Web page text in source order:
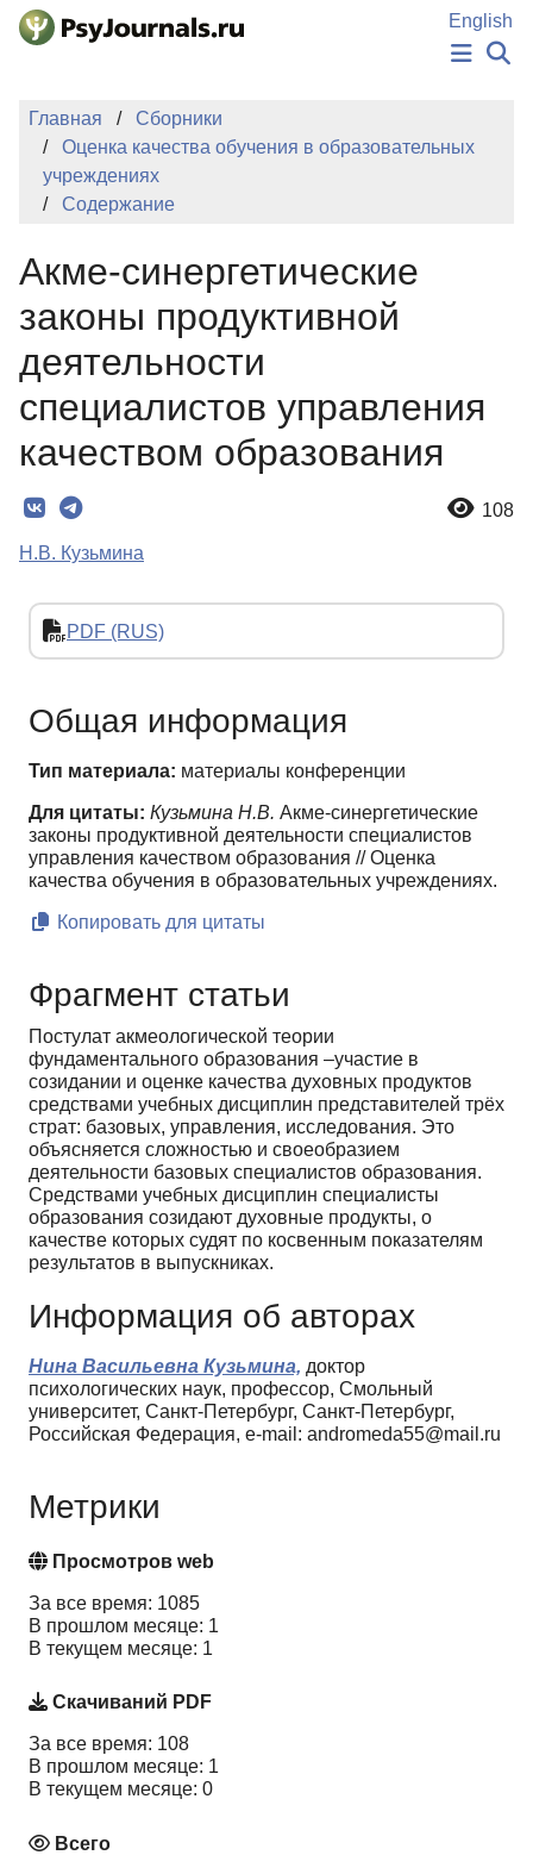
Перейти к основному содержанию
English
НОВОСТИ
ИЗДАНИЯ
АВТОРЫ
Регистрация
Вход
Главная
Сборники
Оценка качества обучения в образовательных
учреждениях
Содержание
Акме-синергетические
законы продуктивной
деятельности
специалистов управления
качеством образования
108
Н.В. Кузьмина
PDF (RUS)
Общая информация
Тип материала: материалы конференции
Для цитаты: Кузьмина Н.В. Акме-синергетические
законы продуктивной деятельности специалистов
управления качеством образования // Оценка
качества обучения в образовательных учреждениях.
Копировать для цитаты
Фрагмент статьи
Постулат акмеологической теории
фундаментального образования –участие в
созидании и оценке качества духовных продуктов
средствами учебных дисциплин представителей трёх
страт: базовых, управления, исследования. Это
объясняется сложностью и своеобразием
деятельности базовых специалистов образования.
Средствами учебных дисциплин специалисты
образования созидают духовные продукты, о
качестве которых судят по косвенным показателям
результатов в выпускниках.
Информация об авторах
Нина Васильевна Кузьмина, доктор
психологических наук, профессор, Смольный
университет, Санкт-Петербург, Санкт-Петербург,
Российская Федерация, e-mail: andromeda55@mail.ru
Метрики
Просмотров web
За все время: 1085
В прошлом месяце: 1
В текущем месяце: 1
Скачиваний PDF
За все время: 108
В прошлом месяце: 1
В текущем месяце: 0
Всего